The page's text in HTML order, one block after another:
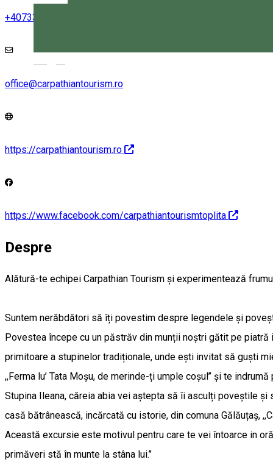
+40733 078 668
office@carpathiantourism.ro
https://carpathiantourism.ro
https://www.facebook.com/carpathiantourismtoplita
Despre
Alătură-te echipei Carpathian Tourism și experimentează
Suntem nerăbdători să îți povestim despre legendele și
Povestea începe cu un păstrăv din munții noștri gătit pe
primitoare a stupinelor tradiționale, unde ești invitat să guști
,,Ferma lu’ Tata Moșu, de merinde-ți umple coșul’’ și te
Stupina Ileana, căreia abia vei aștepta să îi asculți poveștile
casă bătrânească, incărcată cu istorie, din comuna Gălăuțaș,
Această excursie este motivul pentru care te vei întoarce in
primăveri stă în munte la stâna lui.’’